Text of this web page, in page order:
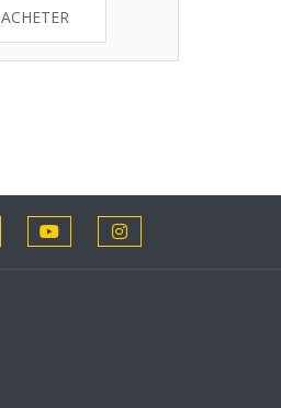
ACHETER